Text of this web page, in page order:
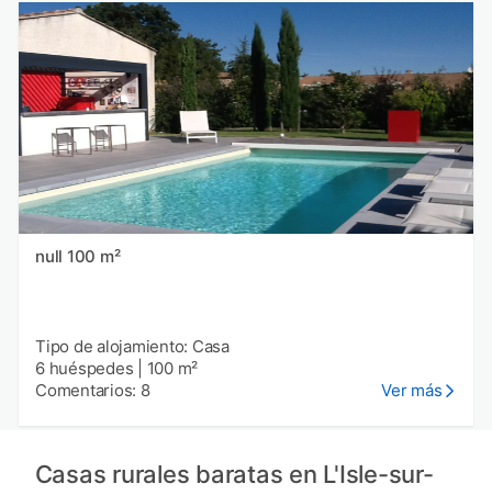
null 100 m²
Tipo de alojamiento: Casa
6 huéspedes
100 m²
Comentarios: 8
Ver más
Casas rurales baratas en L'Isle-sur-